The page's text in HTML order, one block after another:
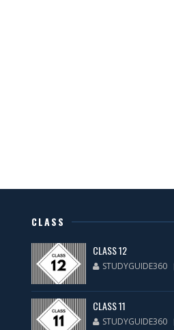
CLASS
CLASS 12
STUDYGUIDE360
CLASS 11
STUDYGUIDE360